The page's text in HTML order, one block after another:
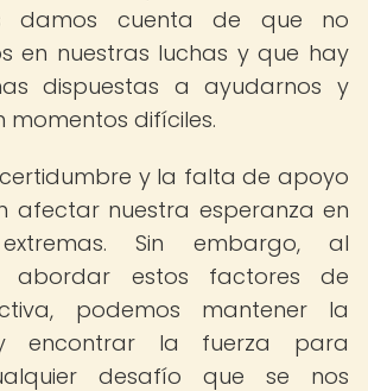
damos cuenta de que no
en nuestras luchas y que hay
dispuestas a ayudarnos y
momentos difíciles.
y la falta de apoyo
afectar nuestra esperanza en
extremas. Sin embargo, al
abordar estos factores de
podemos mantener la
encontrar la fuerza para
desafío que se nos